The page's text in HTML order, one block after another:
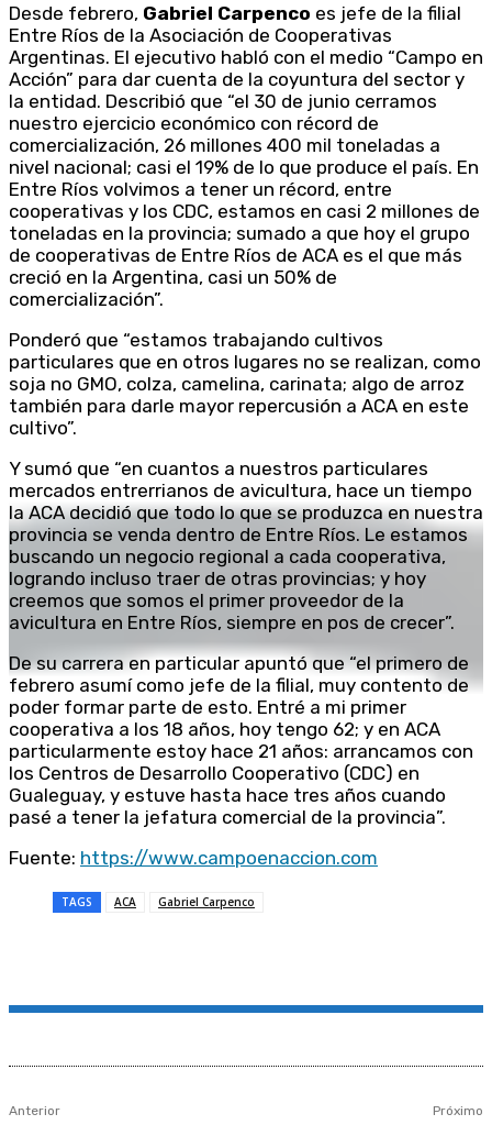
Desde febrero, Gabriel Carpenco es jefe de la filial
Entre Ríos de la Asociación de Cooperativas
Argentinas. El ejecutivo habló con el medio “Campo en
Acción” para dar cuenta de la coyuntura del sector y
la entidad. Describió que “el 30 de junio cerramos
nuestro ejercicio económico con récord de
comercialización, 26 millones 400 mil toneladas a
nivel nacional; casi el 19% de lo que produce el país. En
Entre Ríos volvimos a tener un récord, entre
cooperativas y los CDC, estamos en casi 2 millones de
toneladas en la provincia; sumado a que hoy el grupo
de cooperativas de Entre Ríos de ACA es el que más
creció en la Argentina, casi un 50% de
comercialización”.
Ponderó que “estamos trabajando cultivos
particulares que en otros lugares no se realizan, como
soja no GMO, colza, camelina, carinata; algo de arroz
también para darle mayor repercusión a ACA en este
cultivo”.
Y sumó que “en cuantos a nuestros particulares
mercados entrerrianos de avicultura, hace un tiempo
la ACA decidió que todo lo que se produzca en nuestra
provincia se venda dentro de Entre Ríos. Le estamos
buscando un negocio regional a cada cooperativa,
logrando incluso traer de otras provincias; y hoy
creemos que somos el primer proveedor de la
avicultura en Entre Ríos, siempre en pos de crecer”.
De su carrera en particular apuntó que “el primero de
febrero asumí como jefe de la filial, muy contento de
poder formar parte de esto. Entré a mi primer
cooperativa a los 18 años, hoy tengo 62; y en ACA
particularmente estoy hace 21 años: arrancamos con
los Centros de Desarrollo Cooperativo (CDC) en
Gualeguay, y estuve hasta hace tres años cuando
pasé a tener la jefatura comercial de la provincia”.
Fuente: https://www.campoenaccion.com
TAGS ACA Gabriel Carpenco
Anterior
Próximo